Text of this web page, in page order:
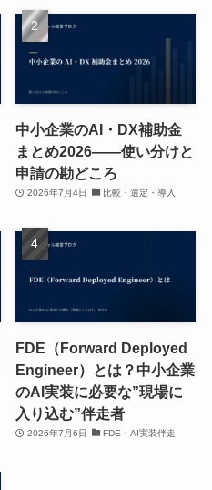
中小企業のAI・DX補助金
まとめ2026——使い分けと
申請の勘どころ
2026年7月4日 比較・選定・導入
FDE（Forward Deployed
Engineer）とは？中小企業
のAI実装に必要な”現場に
入り込む”伴走者
2026年7月6日 FDE・AI実装伴走